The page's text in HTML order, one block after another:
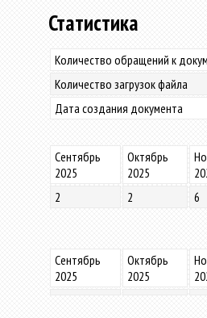
Статистика
Количество обращений к
Количество загрузок файла
Дата создания документа
Сентябрь
2025
Октябрь
2025
2
2 6
Сентябрь
2025
Октябрь
2025